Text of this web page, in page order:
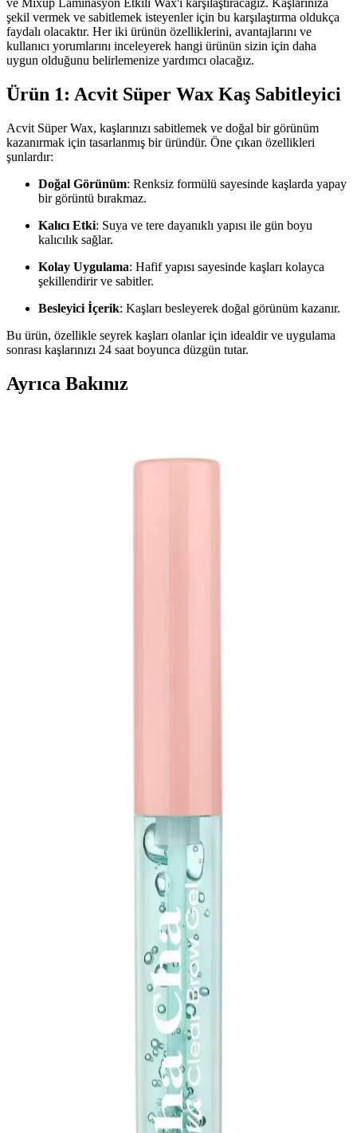
şekil vermek ve sabitlemek isteyenler için bu karşılaştırma oldukça
faydalı olacaktır. Her iki ürünün özelliklerini, avantajlarını ve
kullanıcı yorumlarını inceleyerek hangi ürünün sizin için daha
uygun olduğunu belirlemenize yardımcı olacağız.
Ürün 1: Acvit Süper Wax Kaş Sabitleyici
Acvit Süper Wax, kaşlarınızı sabitlemek ve doğal bir görünüm
kazanırmak için tasarlanmış bir üründür. Öne çıkan özellikleri
şunlardır:
Doğal Görünüm: Renksiz formülü sayesinde kaşlarda yapay
bir görüntü bırakmaz.
Kalıcı Etki: Suya ve tere dayanıklı yapısı ile gün boyu
kalıcılık sağlar.
Kolay Uygulama: Hafif yapısı sayesinde kaşları kolayca
şekillendirir ve sabitler.
Besleyici İçerik: Kaşları besleyerek doğal görünüm kazanır.
Bu ürün, özellikle seyrek kaşları olanlar için idealdir ve uygulama
sonrası kaşlarınızı 24 saat boyunca düzgün tutar.
Ayrıca Bakınız
yetersiz kalıyor. Kaş laminasyonu ve alternatif ürünlerle güçlü tutuş
sağlama yöntemleri inceleniyor.
2025 Güncel En İyi Kaş Sabitleyici Markaları ve
2025'in en iyi kaş sabitleyici ürünleri ve markalarıyla, doğal ve
bakımlı kaşlara ulaşmanın ipuçlarını öğrenin. Kalıcılık ve doğal
görünüm için doğru seçimleri yapın.
Pnkre ve Rise and Shine Kaş Sabitleyicileri
Karşılaştırması: Hangi Ürün Sizin İçin Uygun
İki popüler kaş sabitleyici olan Pnkre ve Rise and Shine'ı
karşılaştırıyoruz. Kalıcılık, kullanım kolaylığı ve kullanıcı
yorumlarıyla, sizin için en uygun seçeneği belirlemenize yardımcı
NYX ve POP Beauty Kaş Sabitleyicileri
Karşılaştırması: Hangi Ürün Daha İyi